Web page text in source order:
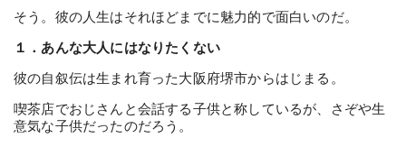
そう。彼の人生はそれほどまでに魅力的で面白いのだ。
１．あんな大人にはなりたくない
彼の自叙伝は生まれ育った大阪府堺市からはじまる。
喫茶店でおじさんと会話する子供と称しているが、さぞや生
意気な子供だったのだろう。